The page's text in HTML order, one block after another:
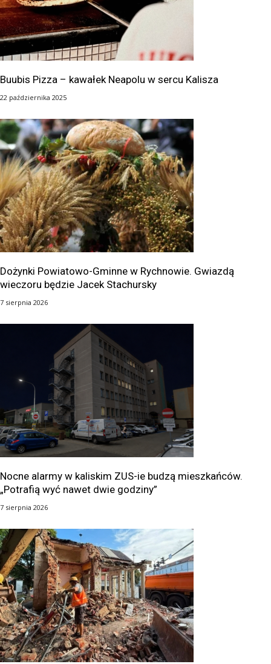
Buubis Pizza – kawałek Neapolu w sercu Kalisza
22 października 2025
Dożynki Powiatowo-Gminne w Rychnowie. Gwiazdą
wieczoru będzie Jacek Stachursky
7 sierpnia 2026
Nocne alarmy w kaliskim ZUS-ie budzą mieszkańców.
„Potrafią wyć nawet dwie godziny”
7 sierpnia 2026